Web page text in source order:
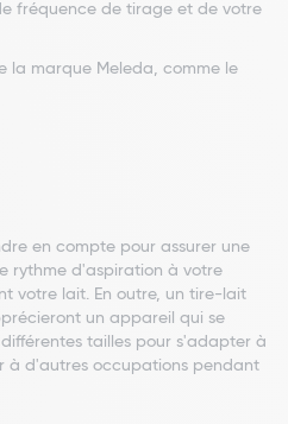
fréquence de tirage et de votre
la marque Meleda, comme le
en compte pour assurer une
rythme d'aspiration à votre
votre lait. En outre, un tire-lait
un appareil qui se
tailles pour s'adapter à
à d'autres occupations pendant